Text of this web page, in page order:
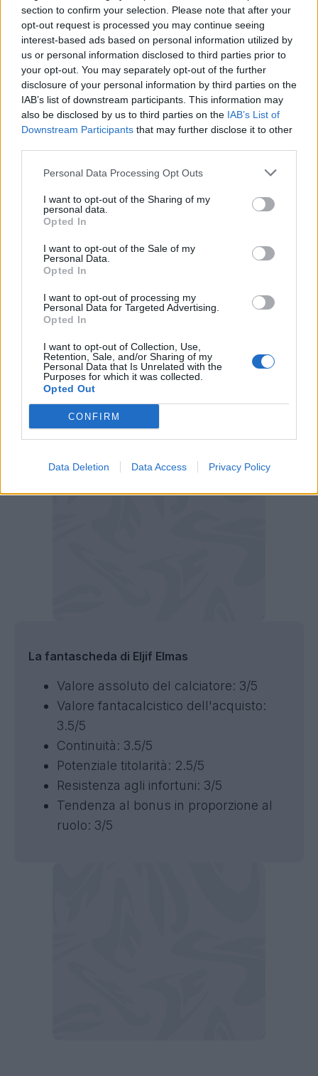
section to confirm your selection. Please note that after your
opt-out request is processed you may continue seeing
interest-based ads based on personal information utilized by
us or personal information disclosed to third parties prior to
your opt-out. You may separately opt-out of the further
disclosure of your personal information by third parties on the
IAB’s list of downstream participants. This information may
also be disclosed by us to third parties on the IAB’s List of
Downstream Participants that may further disclose it to other
Personal Data Processing Opt Outs
I want to opt-out of the Sharing of my
personal data.
Opted In
I want to opt-out of the Sale of my
Personal Data.
Opted In
I want to opt-out of processing my
Personal Data for Targeted Advertising.
Opted In
I want to opt-out of Collection, Use,
Retention, Sale, and/or Sharing of my
Personal Data that Is Unrelated with the
Purposes for which it was collected.
Opted Out
CONFIRM
Data Deletion Data Access Privacy Policy
passaggio semplici sicure.Il suo ruolo al
Fantacalcio Classic è quello di
centrocampista, mentre al Mantra è listato
come W/T.
Perché comprare Eljif Elmas al
Fantacalcio
interessantissimo per rapporto qualità-prezzo.
Fantacalcio
parte delle sue presenze arriverà dalla
panchina. Leggermente discontinuo.
Eljif Elmas, le statistiche
Classe 1999, ha disputato 317 partite con le
maglie di club, segnando 35 reti e regalando ai
compagni 21 assist.
La fantascheda di Eljif Elmas
Valore assoluto del calciatore: 3/5
Valore fantacalcistico dell'acquisto:
3.5/5
Continuità: 3.5/5
Potenziale titolarità: 2.5/5
Resistenza agli infortuni: 3/5
Tendenza al bonus in proporzione al
ruolo: 3/5